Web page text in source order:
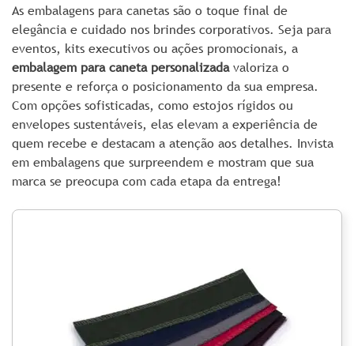
As embalagens para canetas são o toque final de
elegância e cuidado nos brindes corporativos. Seja para
eventos, kits executivos ou ações promocionais, a
embalagem para caneta personalizadavaloriza o
presente e reforça o posicionamento da sua empresa.
Com opções sofisticadas, como estojos rígidos ou
envelopes sustentáveis, elas elevam a experiência de
quem recebe e destacam a atenção aos detalhes. Invista
em embalagens que surpreendem e mostram que sua
marca se preocupa com cada etapa da entrega!